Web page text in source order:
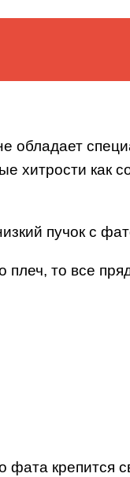
обладает
хитрости как
плеч, то все
фата крепится